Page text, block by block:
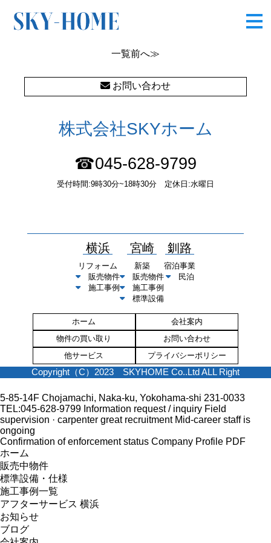
一覧前へ≫
お問い合わせ
株式会社SKYホーム
☎045-628-9799
受付時間:9時30分~18時30分 定休日:水曜日
横浜
リフォーム
販売物件
施工事例
宮崎
新築
販売物件
施工事例
標準設備
釧路
宿泊事業
民泊
ホーム
会社案内
物件の買い取り
お問い合わせ
他サービス
プライバシーポリシー
Copyright（C）2023 SKYHOME Co..Ltd ALL Right
5-85-14F Chojamachi, Naka-ku, Yokohama-shi 231-0033
TEL:045-628-9799 Information request / inquiry Field
supervision · carpenter great recruitment Mid-career staff is
ongoing
Confirmation of enforcement status Company Profile PDF
ホーム
販売中物件
標準設備・仕様
施工事例一覧
アフターサービス 横浜
お知らせ
ブログ